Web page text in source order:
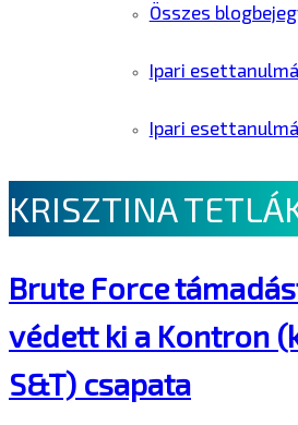
Összes
Ipari
Ipari
KRISZTINA
Brute Force
védett ki a Kontron
S&T) csapata